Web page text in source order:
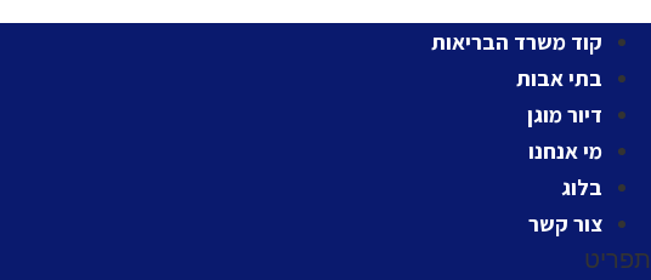
קוד משרד הבריאות
בתי אבות
דיור מוגן
מי אנחנו
בלוג
צור קשר
תפריט